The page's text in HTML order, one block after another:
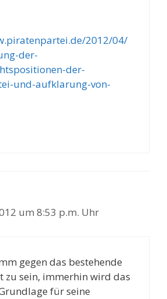
2012/04/
der-
der-
und-aufklarung-von-
um 8:53 p.m. Uhr
gegen das bestehende
zu sein, immerhin wird das
für seine